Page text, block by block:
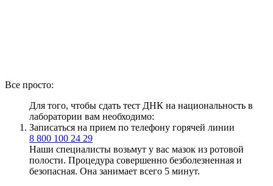
Все просто:
Для того, чтобы сдать тест ДНК на национальность в
лаборатории вам необходимо:
Записаться на прием по телефону горячей линии
8 800 100 24 29
Наши специалисты возьмут у вас мазок из ротовой
полости. Процедура совершенно безболезненная и
безопасная. Она занимает всего 5 минут.